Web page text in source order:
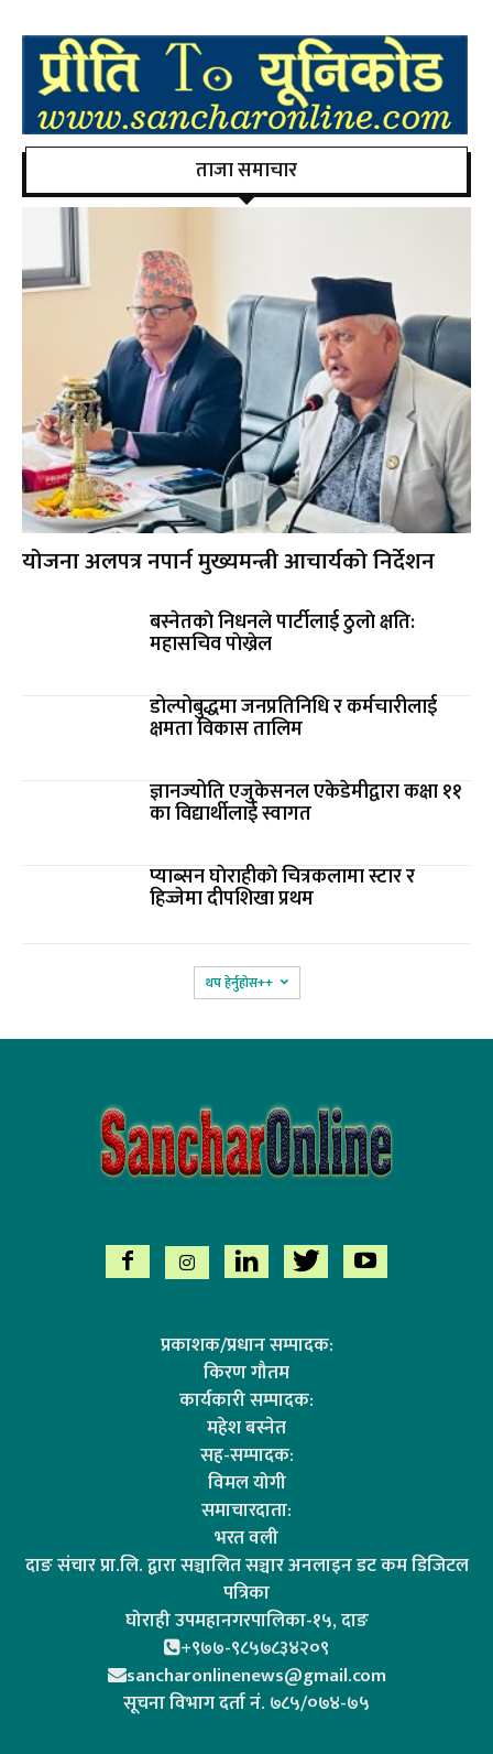
ताजा समाचार
योजना अलपत्र नपार्न मुख्यमन्त्री आचार्यको निर्देशन
बस्नेतकाे निधनले पार्टीलाई ठुलाे क्षति:
महासचिव पाेख्रेल
डोल्पोबुद्धमा जनप्रतिनिधि र कर्मचारीलाई
क्षमता विकास तालिम
ज्ञानज्योति एजुकेसनल एकेडेमीद्वारा कक्षा ११
का विद्यार्थीलाई स्वागत
प्याब्सन घाेराहीकाे चित्रकलामा स्टार र
हिज्जेमा दीपशिखा प्रथम
थप हेर्नुहोस‌++
प्रकाशक/प्रधान सम्पादक:
किरण गौतम
कार्यकारी सम्पादक:
महेश बस्नेत
सह-सम्पादक:
विमल योगी
समाचारदाता:
भरत वली
दाङ संचार प्रा.लि. द्वारा सञ्चालित सञ्चार अनलाइन डट कम डिजिटल
पत्रिका
घोराही उपमहानगरपालिका-१५, दाङ
+९७७-९८५७८३४२०९
sancharonlinenews@gmail.com
सूचना विभाग दर्ता न‌ं. ७८५/०७४-७५